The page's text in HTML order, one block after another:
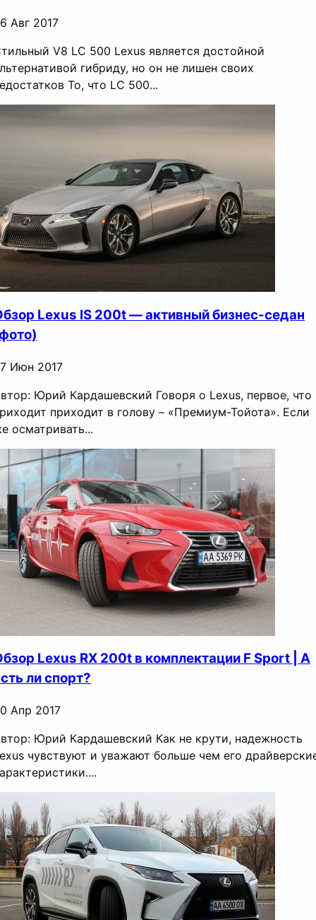
Авг 2017
V8 LC 500 Lexus является достойной
гибриду, но он не лишен своих
То, что LC 500...
Lexus IS 200t — активный бизнес-седан
Июн 2017
Юрий Кардашевский Говоря о Lexus, первое, что
приходит в голову – «Премиум-Тойота». Если
осматривать...
Lexus RX 200t в комплектации F Sport | А
ли спорт?
Апр 2017
Юрий Кардашевский Как не крути, надежность
чувствуют и уважают больше чем его